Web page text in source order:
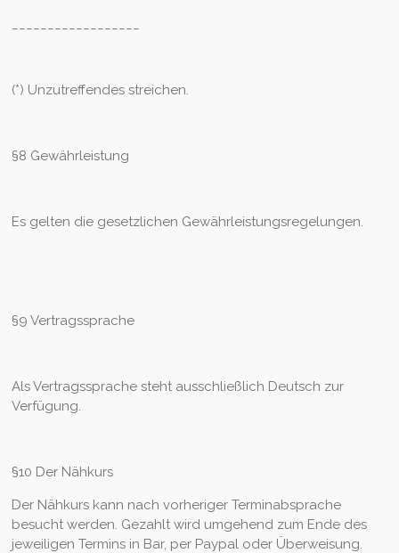
(*) Unzutreffendes streichen.
§8 Gewährleistung
Es gelten die gesetzlichen Gewährleistungsregelungen.
§9 Vertragssprache
Als Vertragssprache steht ausschließlich Deutsch zur
Verfügung.
§10 Der Nähkurs
Der Nähkurs kann nach vorheriger Terminabsprache
besucht werden. Gezahlt wird umgehend zum Ende des
jeweiligen Termins in Bar, per Paypal oder Überweisung.